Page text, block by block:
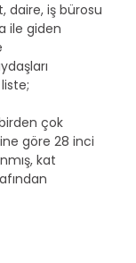
daire, iş bürosu
ile giden
çok
göre 28 inci
kat